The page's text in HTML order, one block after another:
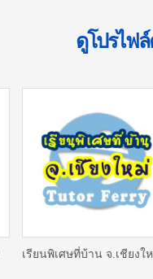
ดูโปรไฟ
เรียนพิเศษที่บ้าน จ.เชียงใ